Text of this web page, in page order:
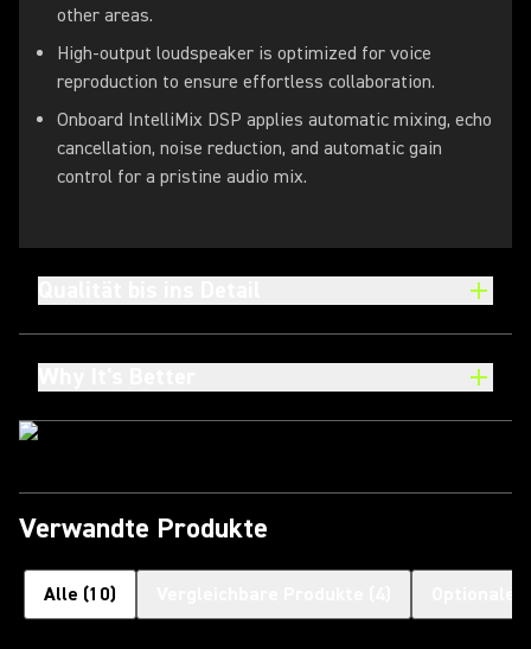
other areas.
High-output loudspeaker is optimized for voice
reproduction to ensure effortless collaboration.
Onboard IntelliMix DSP applies automatic mixing, echo
cancellation, noise reduction, and automatic gain
control for a pristine audio mix.
Verwandte Produkte
Alle (10)